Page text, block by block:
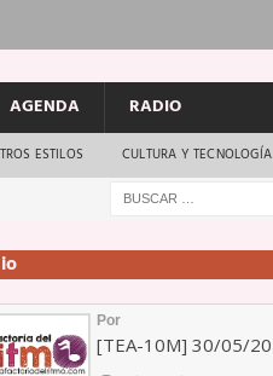
AGENDA RADIO
ESTILOS CULTURA Y TECNOLOGÍA